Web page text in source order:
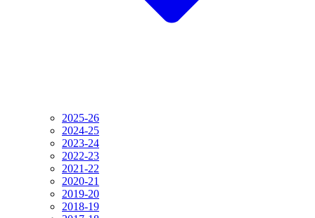
2025-26
2024-25
2023-24
2022-23
2021-22
2020-21
2019-20
2018-19